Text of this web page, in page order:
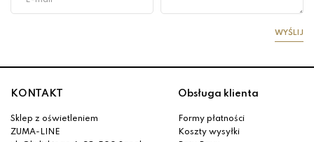
WYŚLIJ
KONTAKT
Sklep z oświetleniem
ZUMA-LINE
Obsługa klienta
Formy płatności
Koszty wysyłki